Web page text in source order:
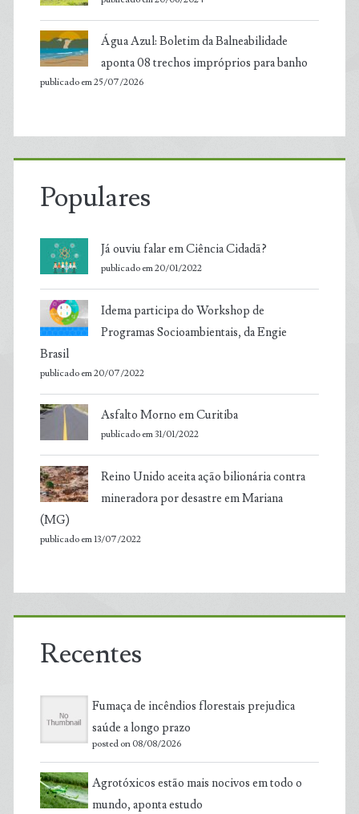
Água Azul: Boletim da Balneabilidade
aponta 08 trechos impróprios para banho
publicado em 25/07/2026
Populares
Já ouviu falar em Ciência Cidadã?
publicado em 20/01/2022
Idema participa do Workshop de
Programas Socioambientais, da Engie
Brasil
publicado em 20/07/2022
Asfalto Morno em Curitiba
publicado em 31/01/2022
Reino Unido aceita ação bilionária contra
mineradora por desastre em Mariana
(MG)
publicado em 13/07/2022
Recentes
Fumaça de incêndios florestais prejudica
saúde a longo prazo
posted on 08/08/2026
Agrotóxicos estão mais nocivos em todo o
mundo, aponta estudo